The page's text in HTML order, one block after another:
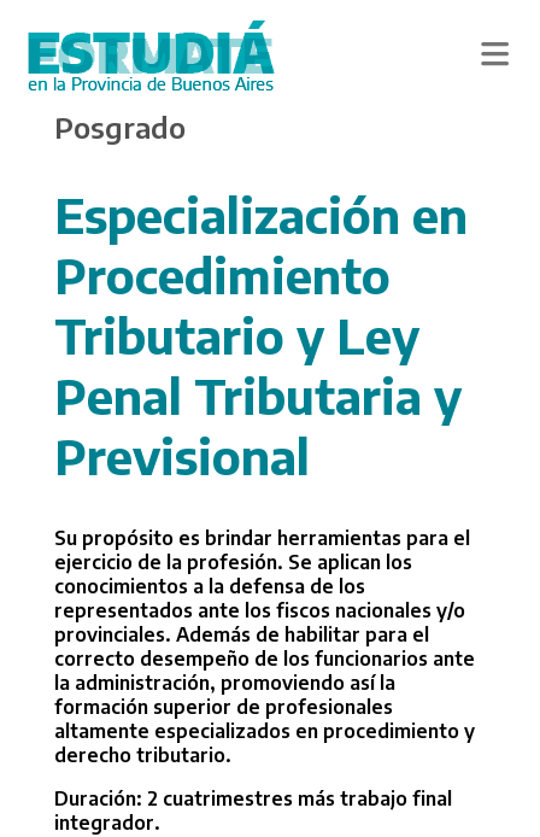
content
Posgrado
Especialización en
Procedimiento
Tributario y Ley
Penal Tributaria y
Previsional
Su propósito es brindar herramientas para el
ejercicio de la profesión. Se aplican los
conocimientos a la defensa de los
representados ante los fiscos nacionales y/o
provinciales. Además de habilitar para el
correcto desempeño de los funcionarios ante
la administración, promoviendo así la
formación superior de profesionales
altamente especializados en procedimiento y
derecho tributario.
Duración: 2 cuatrimestres más trabajo final
integrador.